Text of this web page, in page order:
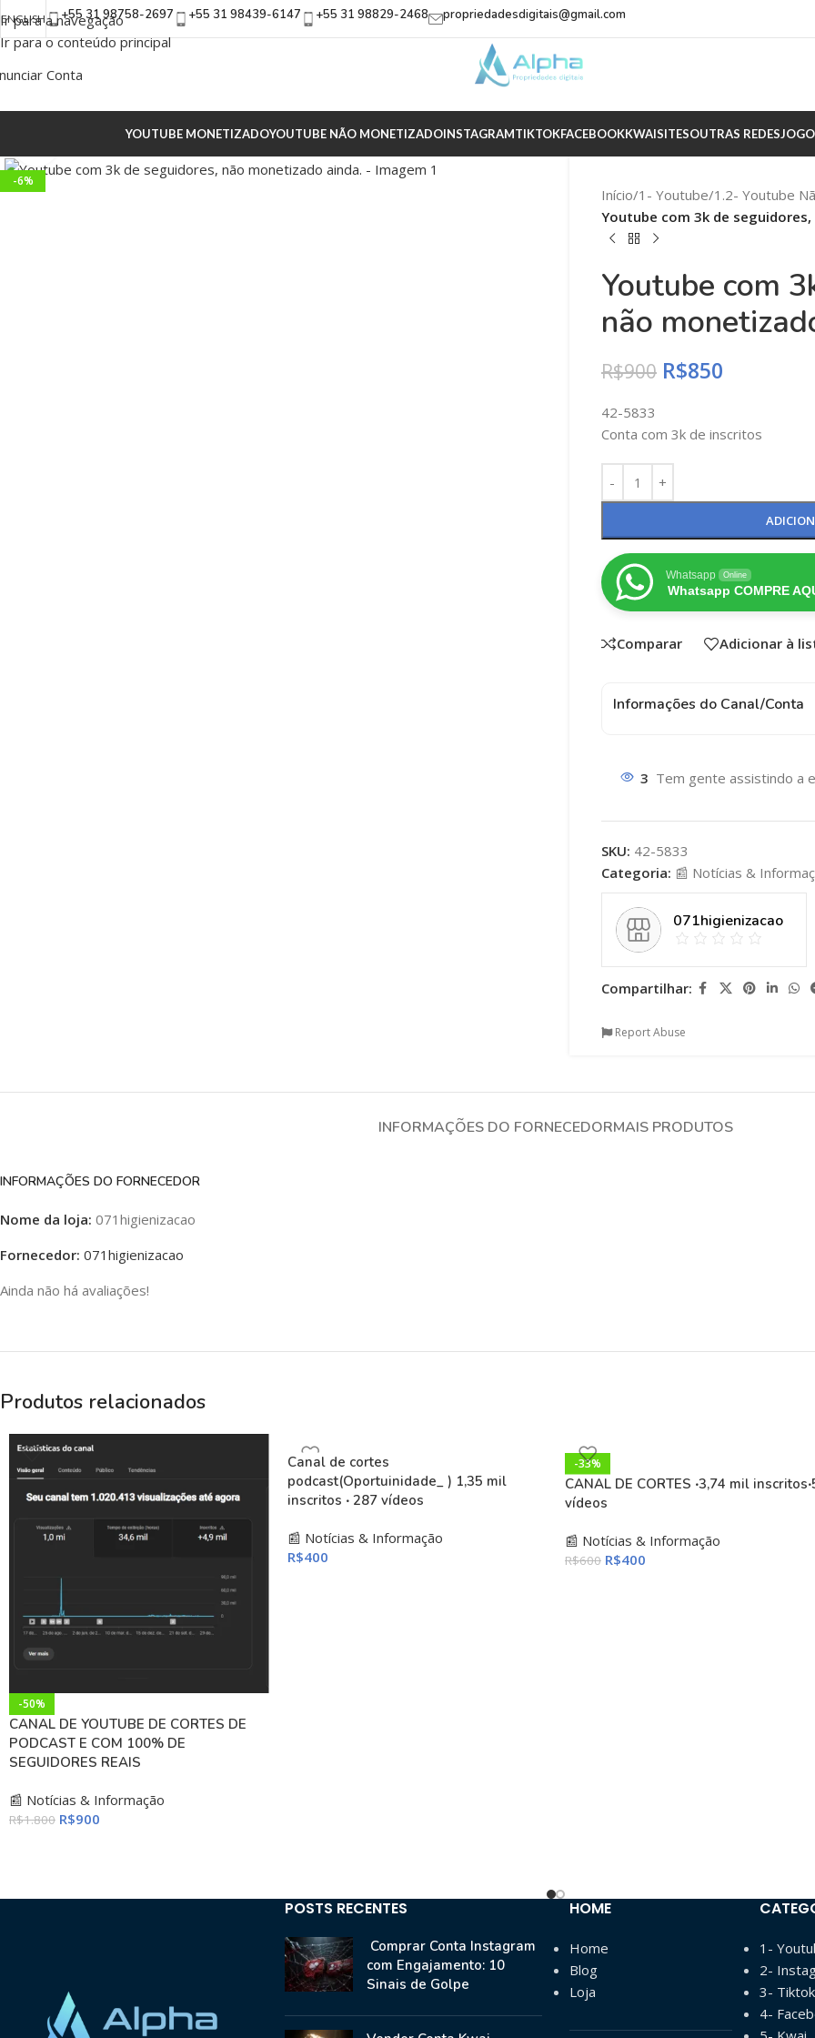
Ir para a navegação
Ir para o conteúdo principal
ENGLISH +55 31 98758-2697 +55 31 98439-6147 +55 31 98829-2468 propriedadesdigitais@gmail.com
Conta
YOUTUBE MONETIZADOYOUTUBE NÃO MONETIZADOINSTAGRAMTIKTOKFACEBOOKKWAISITESOUTRAS REDES
-6%
Clique para ampliar
Início/1- Youtube/1.2- Youtube
Youtube com 3k de
Youtube com
não
R$900 R$850
42-5833
Conta com 3k de inscritos
Whatsapp Online
Whatsapp COMPRE
Comparar Adicionar à
Informações do Canal/Conta
3 Tem gente assistindo a
SKU: 42-5833
Categoria: 📰 Notícias &
071higienizacao
Compartilhar:
Report Abuse
INFORMAÇÕES DO FORNECEDORMAIS PRODUTOS
INFORMAÇÕES DO FORNECEDOR
Nome da loja: 071higienizacao
Fornecedor: 071higienizacao
Ainda não há avaliações!
Produtos relacionados
-50%
CANAL DE YOUTUBE DE CORTES DE
PODCAST E COM 100% DE
SEGUIDORES REAIS
📰 Notícias & Informação
R$1.800 R$900
Canal de cortes
podcast(Oportuinidade_ ) 1,35 mil
inscritos ‧ 287 vídeos
📰 Notícias & Informação
R$400
-33%
CANAL DE CORTES ‧3,74 mil
vídeos
📰 Notícias & Informação
R$600 R$400
POSTS RECENTES
Comprar Conta Instagram
com Engajamento: 10
Sinais de Golpe
HOME
Home
Blog
Loja
1-
2-
3- Tiktok
4-